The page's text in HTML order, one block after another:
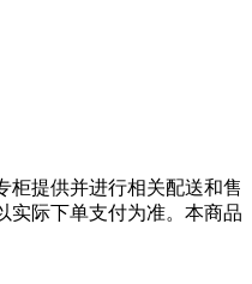
柜提供并进行相关配送和售
实际下单支付为准。本商品